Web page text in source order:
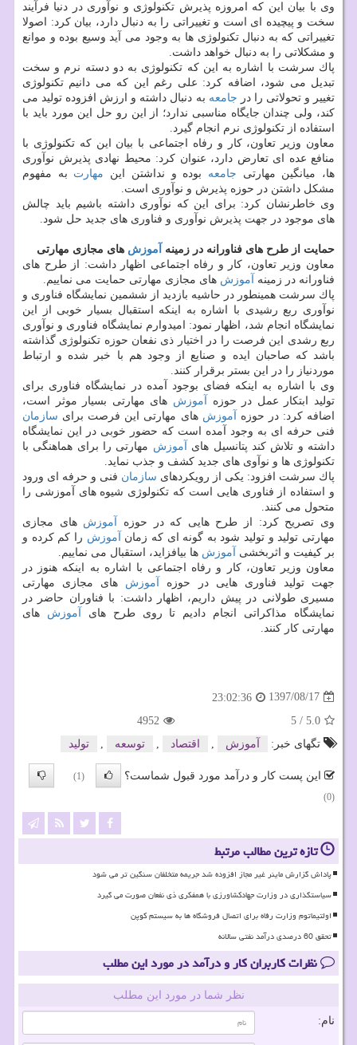
وی با بیان این كه امروزه پذیرش تكنولوژی و نوآوری در دنیا فرآیند
سخت و پیچیده ای است و تغییراتی را به دنبال دارد، بیان كرد: اصولا
تغییراتی كه به دنبال تكنولوژی ها به وجود می آید وسیع بوده و موانع
و مشكلاتی را به دنبال خواهد داشت.
پاك سرشت با اشاره به این كه تكنولوژی به دو دسته نرم و سخت
تبدیل می شود، اضافه كرد: علی رغم این كه می دانیم تكنولوژی
تغییر و تحولاتی را در جامعه به دنبال داشته و ارزش افزوده تولید می
كند، ولی چندان جایگاه مناسبی ندارد؛ از این رو حل این مورد باید با
استفاده از تكنولوژی نرم انجام گیرد.
معاون وزیر تعاون، كار و رفاه اجتماعی با بیان این كه تكنولوژی با
منافع عده ای تعارض دارد، عنوان كرد: محیط نهادی پذیرش نوآوری
ها، میانگین مهارتی جامعه بوده و نداشتن این مهارت به مفهوم
مشكل داشتن در حوزه پذیرش و نوآوری است.
وی خاطرنشان كرد: برای این كه نوآوری داشته باشیم باید چالش
های موجود در جهت پذیرش نوآوری و فناوری های جدید حل شود.
حمایت از طرح های فناورانه در زمینه آموزش های مجازی مهارتی
معاون وزیر تعاون، كار و رفاه اجتماعی اظهار داشت: از طرح های
فناورانه در زمینه
آموزش های مجازی مهارتی حمایت می نماییم.
پاك سرشت همینطور در حاشیه بازدید از ششمین نمایشگاه فناوری و
نوآوری ربع رشیدی با اشاره به اینكه استقبال بسیار خوبی از این
نمایشگاه انجام شد، اظهار نمود: امیدوارم نمایشگاه فناوری و نوآوری
ربع رشدی این فرصت را در اختیار ذی نفعان حوزه تكنولوژی گذاشته
باشد كه صاحبان ایده و صنایع از وجود هم با خبر شده و ارتباط
موردنیاز را در این بستر برقرار كنند.
وی با اشاره به اینكه فضای بوجود آمده در نمایشگاه فناوری برای
تولید ابتكار عمل در حوزه
آموزش های مهارتی بسیار موثر است،
اضافه كرد: در حوزه
آموزش های مهارتی این فرصت برای سازمان
فنی حرفه ای به وجود آمده است كه حضور خوبی در این نمایشگاه
داشته و تلاش كند پتانسیل های
آموزش مهارتی را برای هماهنگی با
تكنولوژی ها و نوآوی های جدید كشف و جذب نماید.
پاك سرشت افزود: یكی از رویكردهای سازمان فنی و حرفه ای ورود
و استفاده از فناوری هایی است كه تكنولوژی شیوه های آموزشی را
متحول می كنند.
وی تصریح كرد: از طرح هایی كه در حوزه
آموزش های مجازی
مهارتی تولید و تولید شود به گونه ای كه زمان
آموزش را كم كرده و
بر كیفیت و اثربخشی
آموزش ها بیافزاید، استقبال می نماییم.
معاون وزیر تعاون، كار و رفاه اجتماعی با اشاره به اینكه هنوز در
جهت تولید فناوری هایی در حوزه
آموزش های مجازی مهارتی
مسیری طولانی در پیش داریم، اظهار داشت: با فناوران حاضر در
نمایشگاه مذاكراتی انجام دادیم تا روی طرح های
آموزش های
مهارتی كار كنند.
1397/08/17
23:02:36
5.0
/
5
4952
تگهای خبر:
آموزش , اقتصاد , توسعه , تولید
این پست کار و درآمد مورد قبول شماست؟
(1)
(0)
تازه ترین مطالب مرتبط
پاداش گزارش ماینر غیر مجاز افزوده شد جریمه متخلفان سنگین تر می شود
سیاستگذاری در وزارت جهادکشاورزی با همفکری ذی نفعان صورت می گیرد
اولتیماتوم وزارت رفاه برای اتصال فروشگاه ها به سیستم کوپن
تحقق 60 درصدی درآمد نفتی سالانه
نظرات کاربران کار و درآمد در مورد این مطلب
نظر شما در مورد این مطلب
نام: